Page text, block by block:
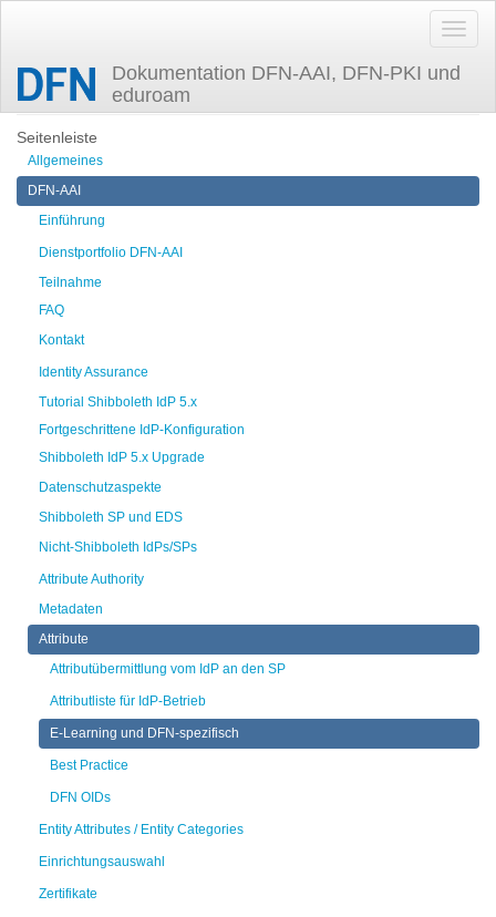
Dokumentation DFN-AAI, DFN-PKI und
eduroam
Zuletzt angesehen elearning_attributes
Seitenleiste
Allgemeines
DFN-AAI
Einführung
Dienstportfolio DFN-AAI
Teilnahme
FAQ
Kontakt
Identity Assurance
Tutorial Shibboleth IdP 5.x
Fortgeschrittene IdP-Konfiguration
Shibboleth IdP 5.x Upgrade
Datenschutzaspekte
Shibboleth SP und EDS
Nicht-Shibboleth IdPs/SPs
Attribute Authority
Metadaten
Attribute
Attributübermittlung vom IdP an den SP
Attributliste für IdP-Betrieb
E-Learning und DFN-spezifisch
Best Practice
DFN OIDs
Entity Attributes / Entity Categories
Einrichtungsauswahl
Zertifikate